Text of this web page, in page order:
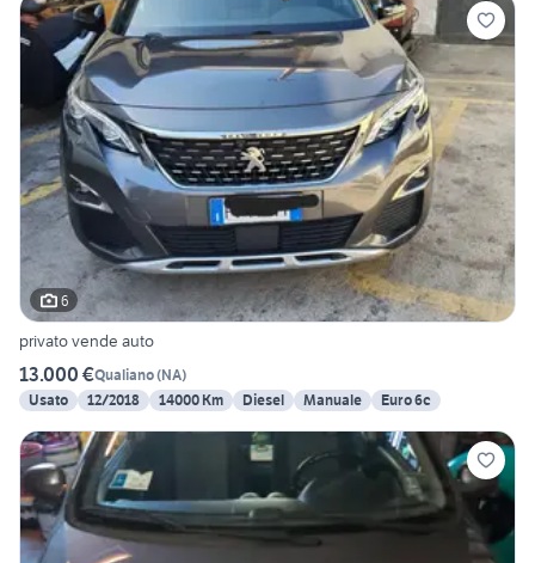
6
privato vende auto
13.000 €Qualiano(NA)
Usato
12/2018 14000 Km Diesel Manuale Euro 6c